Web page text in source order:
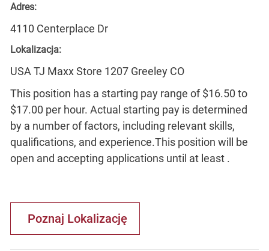
Adres:
4110 Centerplace Dr
Lokalizacja:
USA TJ Maxx Store 1207 Greeley CO
This position has a starting pay range of $16.50 to
$17.00 per hour. Actual starting pay is determined
by a number of factors, including relevant skills,
qualifications, and experience.This position will be
open and accepting applications until at least .
Poznaj Lokalizację